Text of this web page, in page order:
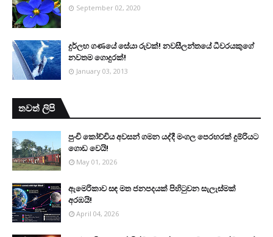
September 02, 2020
දුර්ලභ ගණයේ සේයා රුවක්! නවසීලන්තයේ ධීවරයකුගේ
නවතම ගොදුරක්!
January 03, 2013
තවත් ලිපි
පුංචි කෝච්චිය අවසන් ගමන යද්දී මංගල පෙරහරක් දුම්රියට
ගොඩ වෙයි!
May 01, 2026
ඇමෙරිකාව සඳ මත ජනපදයක් පිහිටුවන සැලැස්මක්
අරඹයි!
April 04, 2026